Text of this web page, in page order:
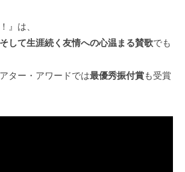
』は、
して生涯続く友情への心温まる賛歌でも
ター・アワードでは最優秀振付賞も受賞